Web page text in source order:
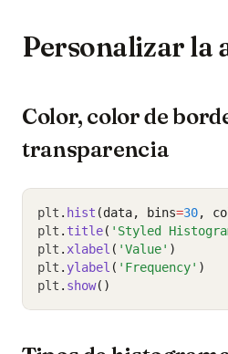
Personalizar la
Color, color de
transparencia
plt . hist (data, bins=30,
plt . title( 'Styled
plt . xlabel ( 'Value' )
plt . ylabel ( 'Frequency' )
plt . show()